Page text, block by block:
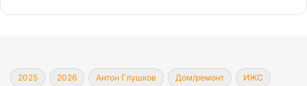
2025 2026 Антон Глушков Дом/ремонт ИЖС